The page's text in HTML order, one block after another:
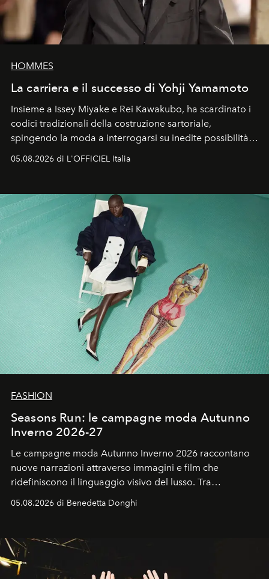
HOMMES
La carriera e il successo di Yohji Yamamoto
Insieme a Issey Miyake e Rei Kawakubo, ha scardinato i
codici tradizionali della costruzione sartoriale,
spingendo la moda a interrogarsi su inedite possibilità
formali e a ridefinire il concetto stesso di silhouette.
un’impronta indelebile nella storia della moda.
05.08.2026 di L'OFFICIEL Italia
FASHION
Seasons Run: le campagne moda Autunno
Inverno 2026-27
Le campagne moda Autunno Inverno 2026 raccontano
nuove narrazioni attraverso immagini e film che
ridefiniscono il linguaggio visivo del lusso. Tra
protagonisti del cinema, volti della cultura
contemporanea e storytelling d'autore, le maison
di esprimere identità, visione e desiderio.
05.08.2026 di Benedetta Donghi